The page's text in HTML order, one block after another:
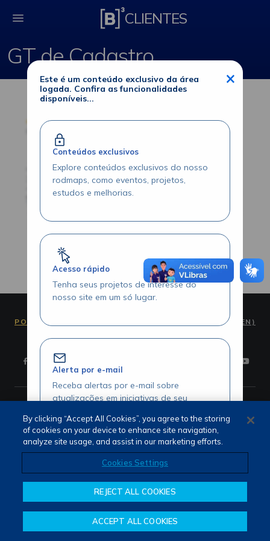
GT de Cadastro
CLIENTES
GT de Cadastro
Este é um conteúdo exclusivo da área
logada. Confira as funcionalidades
disponíveis...
×
Conteúdos exclusivos
Explore conteúdos exclusivos do nosso
rodmaps, como eventos, projetos,
estudos e melhorias.
Acesso rápido
Tenha seus projetos de interesse do
nosso site em um só lugar.
Alerta por e-mail
Receba alertas por e-mail sobre
atualizações em iniciativas de seu
Acesse seus projetos com agilidade
Visualize seus itens favoritados através
da área logada.
PORTUGUÊS (PT) ENGLISH (EN)
Fale Conosco
Canal de Denúncias
By clicking “Accept All Cookies”, you agree to the storing
of cookies on your device to enhance site navigation,
analyze site usage, and assist in our marketing efforts.
Cookies Settings
REJECT ALL COOKIES
ACCEPT ALL COOKIES